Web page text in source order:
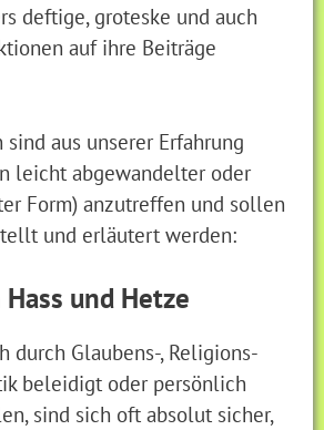
deftige, groteske und auch
auf ihre Beiträge
sind aus unserer Erfahrung
leicht abgewandelter oder
Form) anzutreffen und sollen
und erläutert werden:
und Hetze
durch Glaubens-, Religions-
beleidigt oder persönlich
sind sich oft absolut sicher,